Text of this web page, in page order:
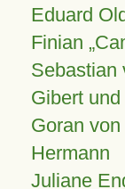
Eduard
Finian
Sebastian
Gibert
Goran
Hermann
Juliane